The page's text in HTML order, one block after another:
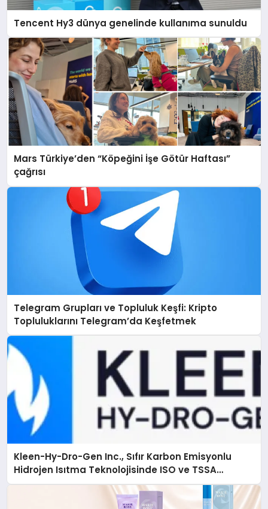
Tencent Hy3 dünya genelinde kullanıma sunuldu
Mars Türkiye’den “Köpeğini İşe Götür Haftası”
çağrısı
Telegram Grupları ve Topluluk Keşfi: Kripto
Topluluklarını Telegram’da Keşfetmek
Kleen-Hy-Dro-Gen Inc., Sıfır Karbon Emisyonlu
Hidrojen Isıtma Teknolojisinde ISO ve TSSA
Düzenleyici Onaylarını Aldı